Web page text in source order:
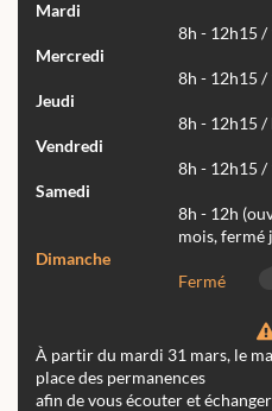
Mardi
8h - 12h15 /
Mercredi
8h - 12h15 /
Jeudi
8h - 12h15 /
Vendredi
8h - 12h15 /
Samedi
8h - 12h
mois, fermé
Dimanche
Fermé
À partir du mardi 31 mars, le
place des permanences
afin de vous écouter et